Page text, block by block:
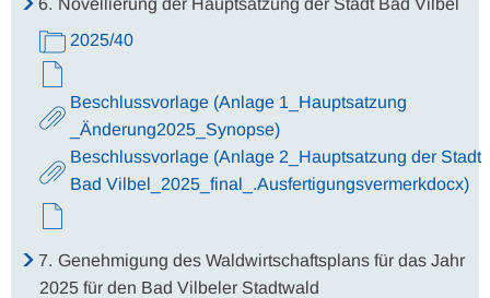
6. Novellierung der Hauptsatzung der Stadt Bad Vilbel
2025/40
Beschlussvorlage (Anlage 1_Hauptsatzung
_Änderung2025_Synopse)
Beschlussvorlage (Anlage 2_Hauptsatzung der Stadt
Bad Vilbel_2025_final_.Ausfertigungsvermerkdocx)
7. Genehmigung des Waldwirtschaftsplans für das Jahr
2025 für den Bad Vilbeler Stadtwald